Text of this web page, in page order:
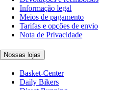
Informação legal
Meios de pagamento
Tarifas e opções de envio
Nota de Privacidade
Nossas lojas
Basket-Center
Daily Bikers